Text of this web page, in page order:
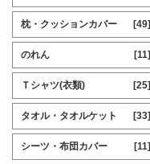
枕・クッションカバー [49]
のれん [11]
Ｔシャツ(衣類) [25]
タオル・タオルケット [33]
シーツ・布団カバー [11]